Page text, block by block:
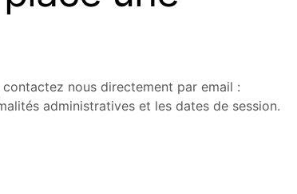
nous directement par email :
administratives et les dates de session.